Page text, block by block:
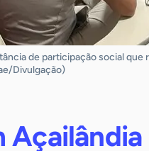
de participação social
Divulgação)